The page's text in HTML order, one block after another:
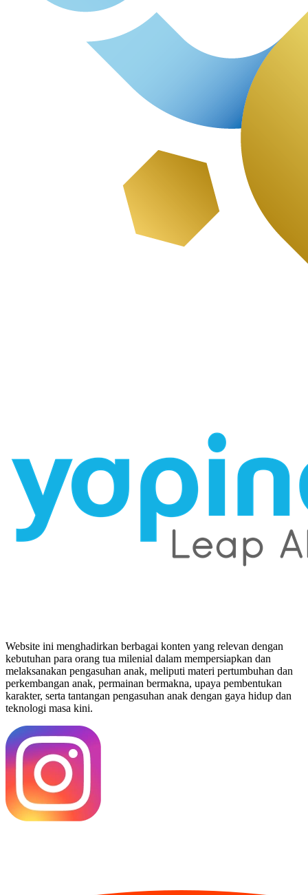
Website ini menghadirkan berbagai konten yang relevan dengan
kebutuhan para orang tua milenial dalam mempersiapkan dan
melaksanakan pengasuhan anak, meliputi materi pertumbuhan dan
perkembangan anak, permainan bermakna, upaya pembentukan
karakter, serta tantangan pengasuhan anak dengan gaya hidup dan
teknologi masa kini.